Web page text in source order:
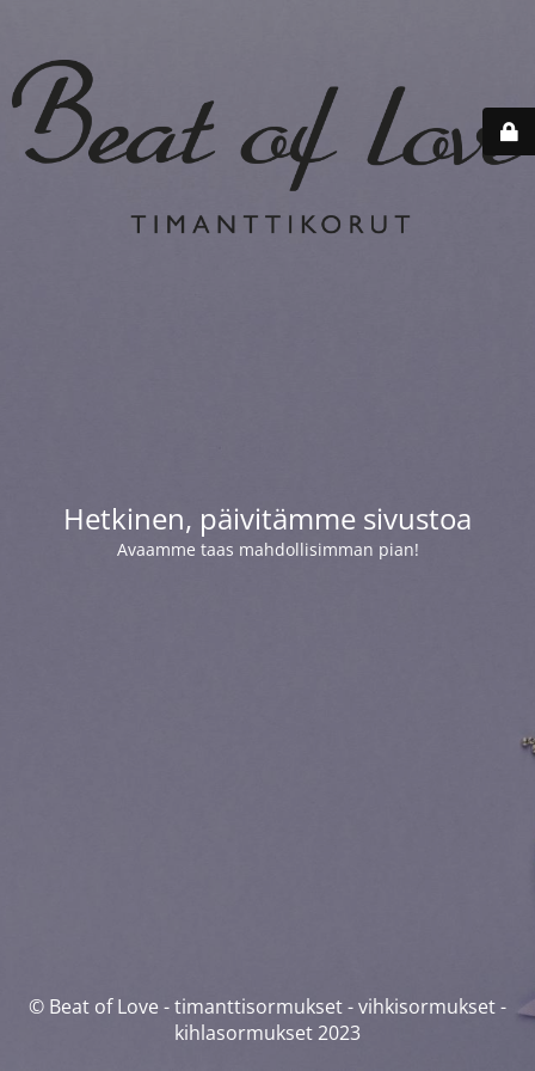
Hetkinen, päivitämme sivustoa
Avaamme taas mahdollisimman pian!
© Beat of Love - timanttisormukset - vihkisormukset -
kihlasormukset 2023